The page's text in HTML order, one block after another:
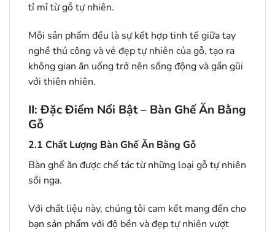
tỉ mỉ từ gỗ tự nhiên.
Mỗi sản phẩm đều là sự kết hợp tinh tế giữa tay
nghề thủ công và vẻ đẹp tự nhiên của gỗ, tạo ra
không gian ăn uống trở nên sống động và gần gũi
với thiên nhiên.
II: Đặc Điểm Nổi Bật – Bàn Ghế Ăn Bằng
Gỗ
2.1 Chất Lượng Bàn Ghế Ăn Bằng Gỗ
Bàn ghế ăn được chế tác từ những loại gỗ tự nhiên
sồi nga.
Với chất liệu này, chúng tôi cam kết mang đến cho
bạn sản phẩm với độ bền và đẹp tự nhiên vượt